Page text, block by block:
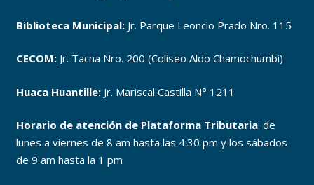
Biblioteca Municipal:Jr. Parque Leoncio Prado Nro. 115
CECOM:Jr. Tacna Nro. 200 (Coliseo Aldo Chamochumbi)
Huaca Huantille: Jr. Mariscal Castilla N° 1211
Horario de atención de Plataforma Tributaria: de
lunes a viernes de 8 am hasta las 4:30 pm y los sábados
de 9 am hasta la 1 pm